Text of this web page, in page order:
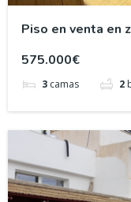
Piso en venta en
575.000€
3 camas 2